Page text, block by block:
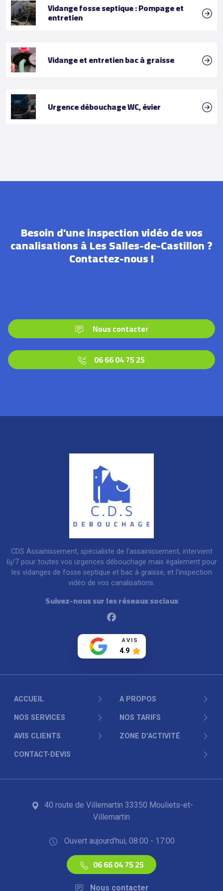
Vidange fosse septique : Pompage et
entretien
Vidange et entretien bac à graisse
Urgence débouchage WC, évier
Besoin d'une inspection vidéo de vos
canalisations à Les Salles-de-Castillon ?
Contactez-nous !
Nous contacter
06 66 04 75 25
CDS Assainissement, spécialiste de l'assainissement, intervient
6j/7 pour toutes vos urgences débouchage mais également pour
les vidanges de fosse septique et bac à graisse, et l'inspection
vidéo de vos canalisations.
Suivez-nous sur les réseaux sociaux
Facebook
AVIS
4.9
ACCUEIL A PROPOS
NOS SERVICES NOS TARIFS
AVIS CLIENTS ZONE D'ACTIVITÉ
CONTACT-DEVIS
40 route de Villemartin 33350 Mouliets-et-
Villemartin
Ouvert aujourd'hui, 08:00 - 17:00
06 66 04 75 25
Nous contacter